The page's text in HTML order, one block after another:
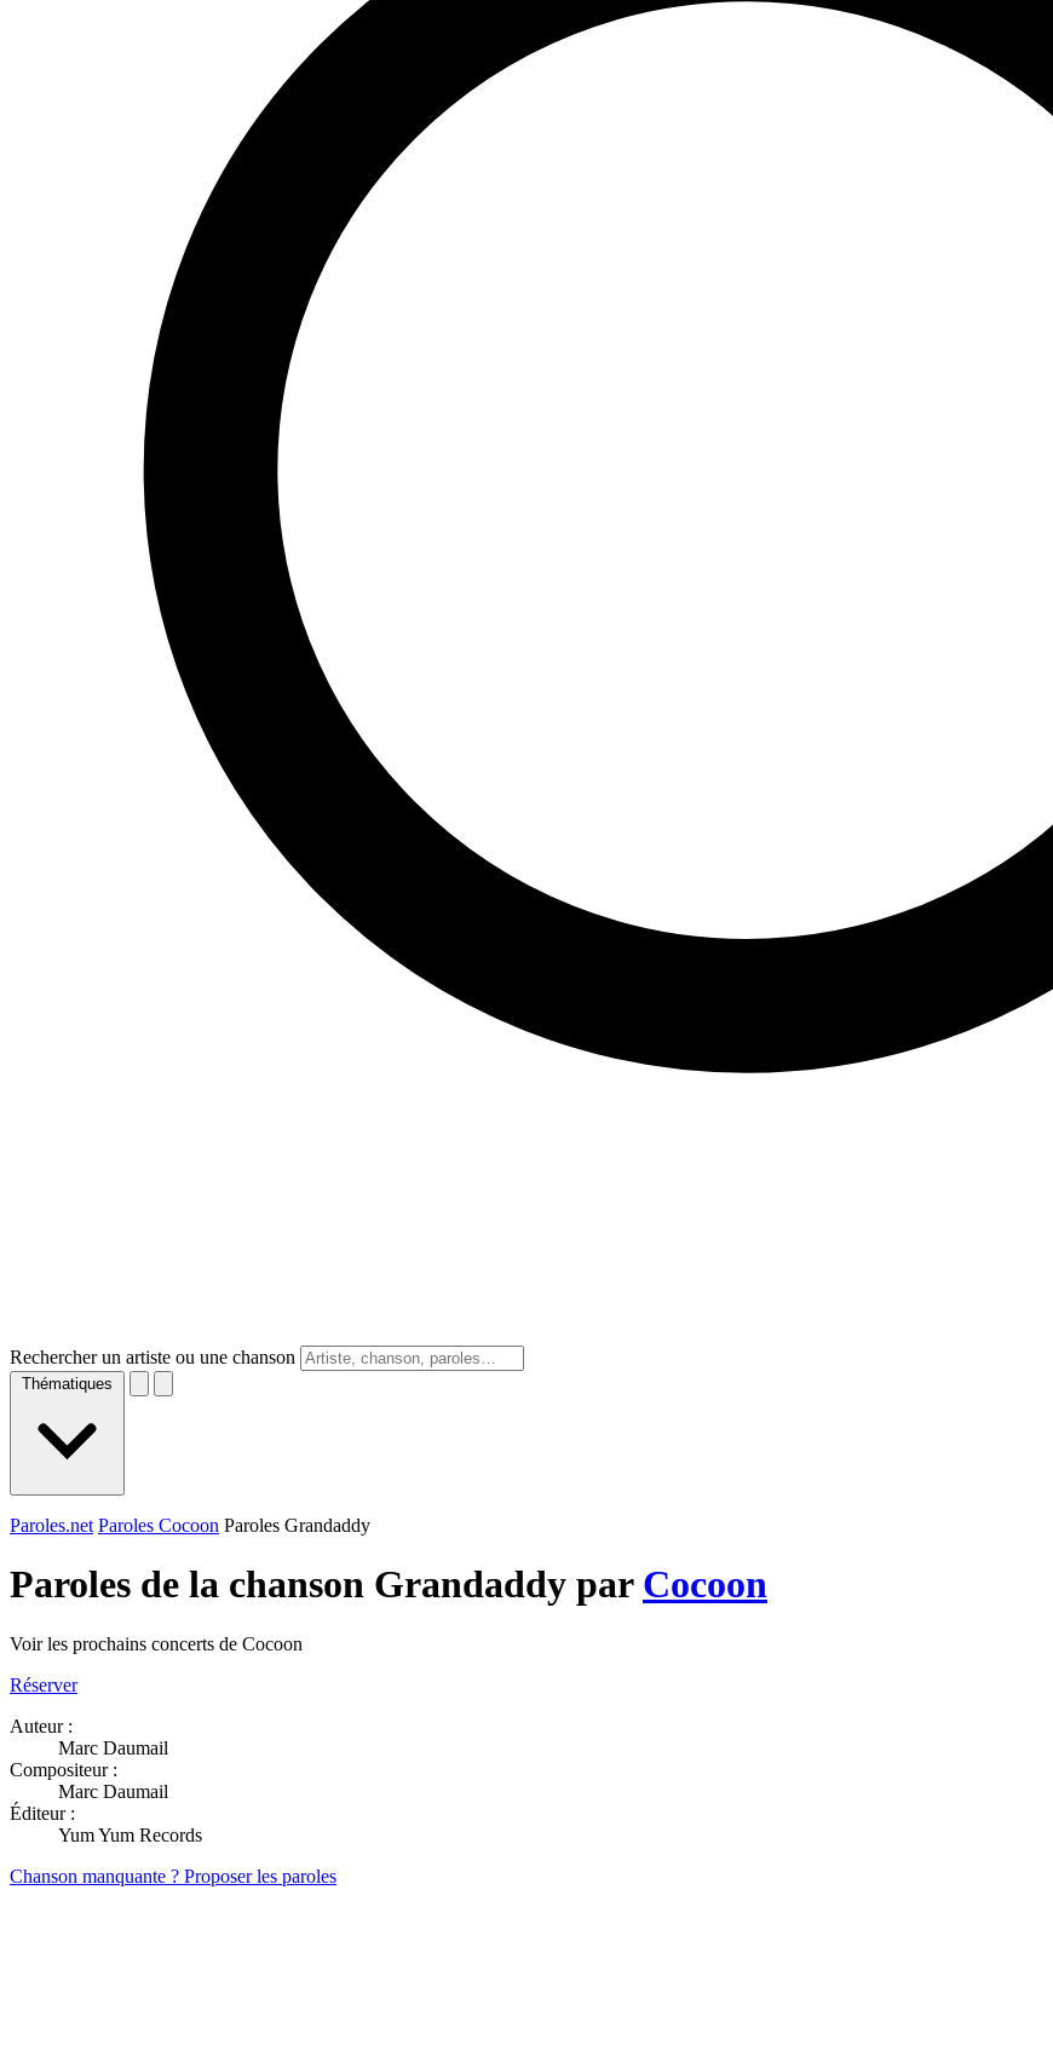
Rechercher un artiste ou une chanson
Thématiques
Paroles.net Paroles Cocoon Paroles Grandaddy
Paroles de la chanson Grandaddy par Cocoon
Voir les prochains concerts de Cocoon
Réserver
Auteur :
Marc Daumail
Compositeur :
Marc Daumail
Éditeur :
Yum Yum Records
Chanson manquante ? Proposer les paroles